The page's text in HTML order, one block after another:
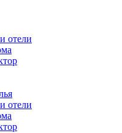
отели
отели